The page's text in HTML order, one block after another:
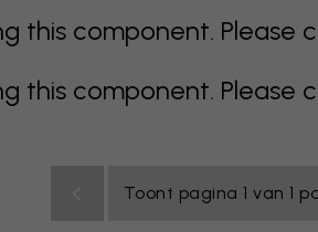
this component.
this component.
Toont pagina 1 van 1